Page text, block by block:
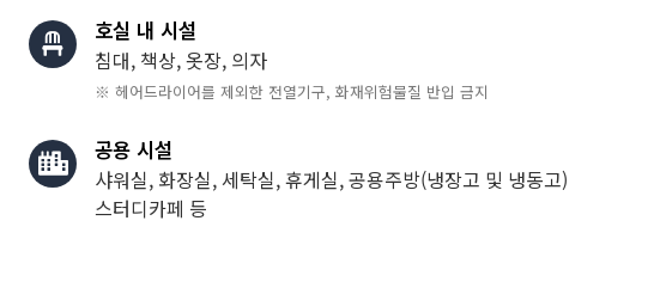
호실 내 시설
침대, 책상, 옷장, 의자
※ 헤어드라이어를 제외한 전열기구, 화재위험물질 반입 금지
공용 시설
샤워실, 화장실, 세탁실, 휴게실, 공용주방(냉장고 및 냉동고)
스터디카페 등